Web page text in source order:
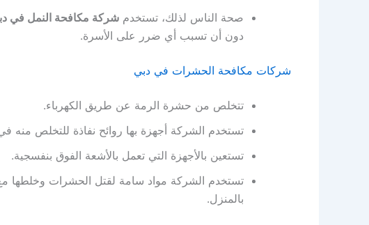
صحة الناس لذلك، تستخدم شركة مكافحة النمل في
دون أن تسبب أي ضرر على الأسرة.
شركات مكافحة الحشرات في دبي
تتخلص من حشرة الرمة عن طريق الكهرباء.
تستخدم الشركة أجهزة بها روائح نفاذة للتخلص
تستعين بالأجهزة التي تعمل بالأشعة الفوق بنفسجية.
تستخدم الشركة مواد سامة لقتل الحشرات وخلطها
بالمنزل.